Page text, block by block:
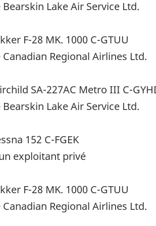
Bearskin Lake Air Service Ltd.
F-28 MK. 1000 C-GTUU
Canadian Regional Airlines Ltd.
SA-227AC Metro III C-
Bearskin Lake Air Service Ltd.
152 C-FGEK
exploitant privé
F-28 MK. 1000 C-GTUU
Canadian Regional Airlines Ltd.